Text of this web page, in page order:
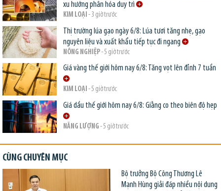
xu hướng phân hóa duy trì
KIM LOẠI - 3 giờ trước
Thị trường lúa gạo ngày 6/8: Lúa tươi tăng nhẹ, gạo
nguyên liệu và xuất khẩu tiếp tục đi ngang
NÔNG NGHIỆP- 5 giờ trước
Giá vàng thế giới hôm nay 6/8: Tăng vọt lên đỉnh 7 tuần
KIM LOẠI - 5 giờ trước
Giá dầu thế giới hôm nay 6/8: Giằng co theo biên độ hẹp
NĂNG LƯỢNG - 5 giờ trước
CÙNG CHUYÊN MỤC
Bộ trưởng Bộ Công Thương Lê
Mạnh Hùng giải đáp nhiều nội dung